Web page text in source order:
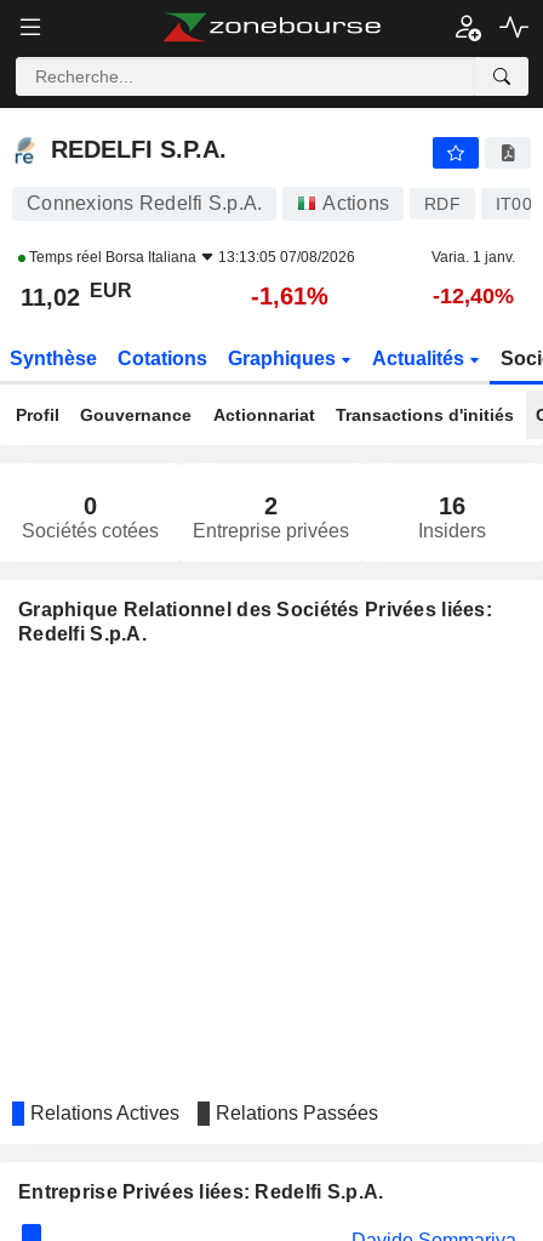
REDELFI S.P.A.
REDELFI S.P.A.
Connexions Redelfi S.p.A. Actions RDF
Temps réel Borsa Italiana 13:13:05 07/08/2026 Varia. 1 janv.
11,02 EUR -1,61% -12,40%
Synthèse Cotations Graphiques Actualités
Profil Gouvernance Actionnariat Transactions d'initiés
0
Sociétés cotées
2
Entreprise privées
16
Insiders
Graphique Relationnel des Sociétés Privées liées:
Redelfi S.p.A.
Relations Actives Relations Passées
Entreprise Privées liées: Redelfi S.p.A.